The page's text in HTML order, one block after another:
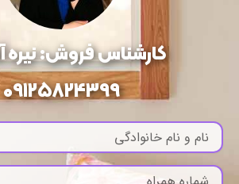
کارشناس فروش: نیره
09125824399